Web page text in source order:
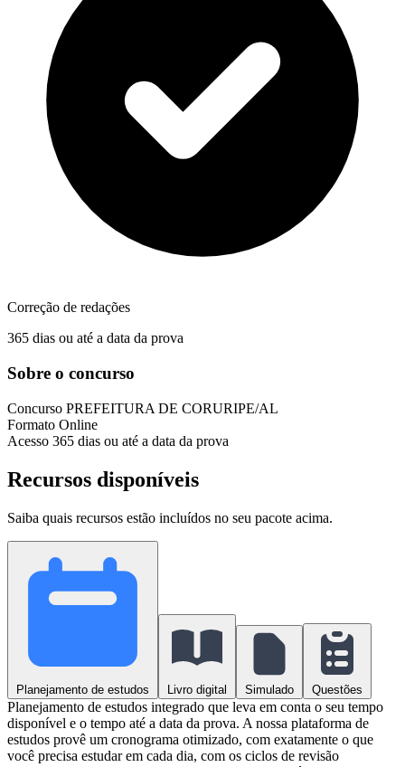
Correção de redações
365 dias ou até a data da prova
Sobre o concurso
Concurso PREFEITURA DE CORURIPE/AL
Formato Online
Acesso 365 dias ou até a data da prova
Recursos disponíveis
Saiba quais recursos estão incluídos no seu pacote acima.
Planejamento de estudos Livro digital Simulado Questões
Planejamento de estudos integrado que leva em conta o seu tempo
disponível e o tempo até a data da prova. A nossa plataforma de
estudos provê um cronograma otimizado, com exatamente o que
você precisa estudar em cada dia, com os ciclos de revisão